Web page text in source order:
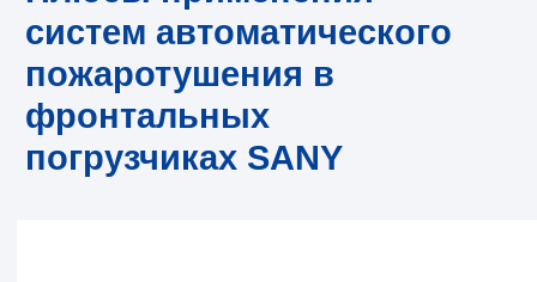
безопасного производственного
пространства.